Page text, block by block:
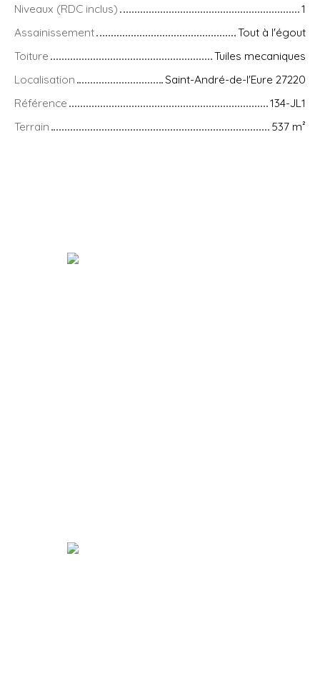
Niveaux (RDC inclus)
1
Assainissement
Tout à l'égout
Toiture
Tuiles mecaniques
Localisation
Saint-André-de-l'Eure 27220
Référence
134-JL1
Terrain
537 m²